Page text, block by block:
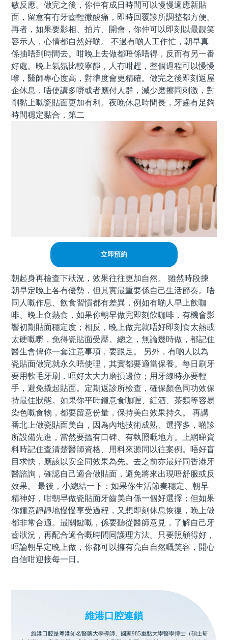
敏反應。做完之後，你仲有成日時間可以慢慢適應新貼
面，留意有冇牙齒輕微酸痛，即時回覆診所調整都方便。
再者，如果要影相、拍片、開會，你仲可以即刻以最靚笑
容示人，心情都自然好啲。 不過有啲人工作忙，朝早真
係抽唔到時間去。咁晚上去做都唔係唔得，反而有另一番
好處。晚上氣氛比較寧靜，人冇咁趕，整個過程可以慢慢
嚟，醫師專心度高，對準度會更精確。做完之後即刻返屋
企休息，唔使講多嘢或者應付人群，減少磨擦同刺激，對
剛黏上嘅瓷貼面更加有利。夜晚休息時間長，牙齒有足夠
時間穩定黏合，第二
立即預約
朝起身再檢查下狀況，效果往往更加自然。 雖然時段揀
朝早定晚上各有優勢，但其實最重要係自己生活節奏。唔
同人嘅作息、飲食習慣都有差異，例如有啲人早上飲咖
啡、晚上食熱食，如果你朝早做完即刻飲咖啡，有機會影
響初期貼面穩定度；相反，晚上做完就唔好即刻食太熱或
太硬嘅嘢，免得瓷貼面受壓。總之，無論幾時做，都記住
醫生會俾你一套注意事項，要跟足。 另外，有啲人以為
瓷貼面做完就永久唔使理，其實都要適當保養。每日刷牙
要用軟毛牙刷，唔好太大力磨損邊位；用牙線時亦要輕
手，避免撬起貼面。定期返診所檢查，確保顏色同功效保
持最佳狀態。如果你平時鍾意食咖喱、紅酒、茶類等容易
染色嘅食物，都要留意份量，保持美白效果持久。 再講
番北上做瓷貼面美白，因為內地技術成熟、選擇多，啲診
所設備先進，當然要搵有口碑、有執照嘅地方。上網睇資
料時記住查清楚醫師資格、用料來源同以往案例。唔好盲
目求快，應該以安全同效果為先。去之前亦最好同香港牙
醫諮詢，確認自己適合做貼面，避免將來出現唔舒服或反
效果。 最後，小總結一下：如果你生活節奏穩定、朝早
精神好，咁朝早做瓷貼面牙齒美白係一個好選擇；但如果
你鍾意靜靜地慢慢享受過程，又想即刻休息恢復，晚上做
都非常合適。最關鍵嘅，係要聽從醫師意見，了解自己牙
齒狀況，再配合適合嘅時間同護理方法。只要照顧得好，
唔論朝早定晚上做，你都可以擁有亮白自然嘅笑容，開心
自信咁迎接每一日。
維港口腔連鎖
維港口腔是粵港知名醫藥大學導師、國家985重點大學醫學博士（碩士研